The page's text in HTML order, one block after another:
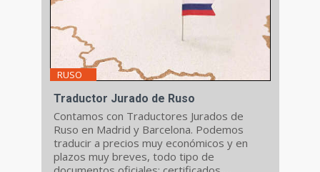
RUSO
Traductor Jurado de Ruso
Contamos con Traductores Jurados de
Ruso en Madrid y Barcelona. Podemos
traducir a precios muy económicos y en
plazos muy breves, todo tipo de